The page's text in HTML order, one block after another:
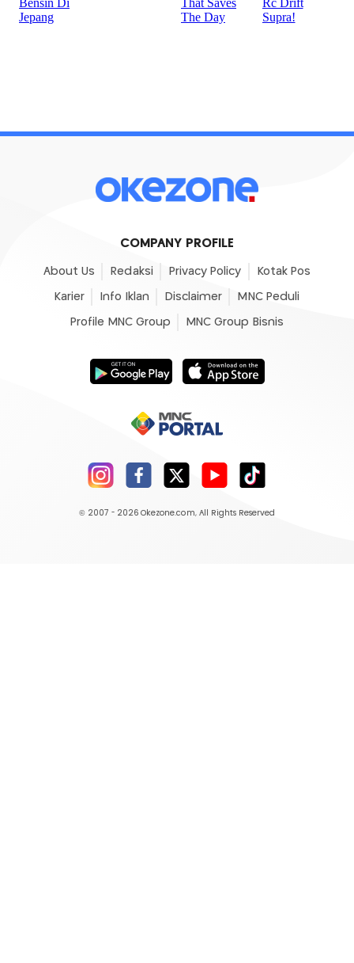
COMPANY PROFILE
About Us Redaksi Privacy Policy Kotak Pos
Karier Info Iklan Disclaimer MNC Peduli
Profile MNC Group MNC Group Bisnis
© 2007 - 2026 Okezone.com, All Rights Reserved